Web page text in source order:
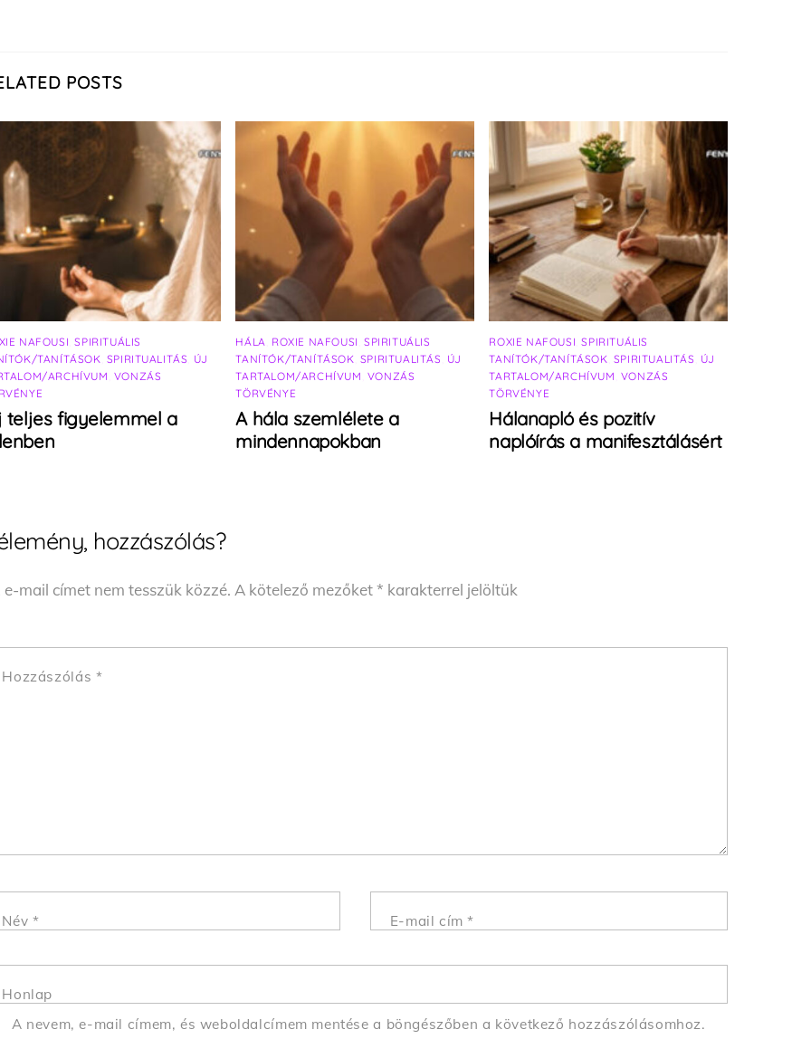
POSTS
NAFOUSI ,SPIRITUÁLIS
TANÍTÁSOK SPIRITUALITÁS ÚJ
ARCHÍVUM VONZÁS
teljes figyelemmel a
HÁLA ROXIE NAFOUSI SPIRITUÁLIS
TANÍTÓK/TANÍTÁSOK SPIRITUALITÁS ÚJ
TARTALOM/ARCHÍVUM VONZÁS
TÖRVÉNYE
A hála szemlélete a
mindennapokban
ROXIE NAFOUSI ,SPIRITUÁLIS
TANÍTÓK/TANÍTÁSOK SPIRITUALITÁS ÚJ
TARTALOM/ARCHÍVUM VONZÁS
TÖRVÉNYE
Hálanapló és pozitív
naplóírás a manifesztálásért
hozzászólás?
e-mail címet nem tesszük közzé. A kötelező mezőket* karakterrel jelöltük
Hozzászólás *
Név * E-mail cím*
Honlap
A nevem, e-mail címem, és weboldalcímem mentése a böngészőben a következő hozzászólásomhoz.